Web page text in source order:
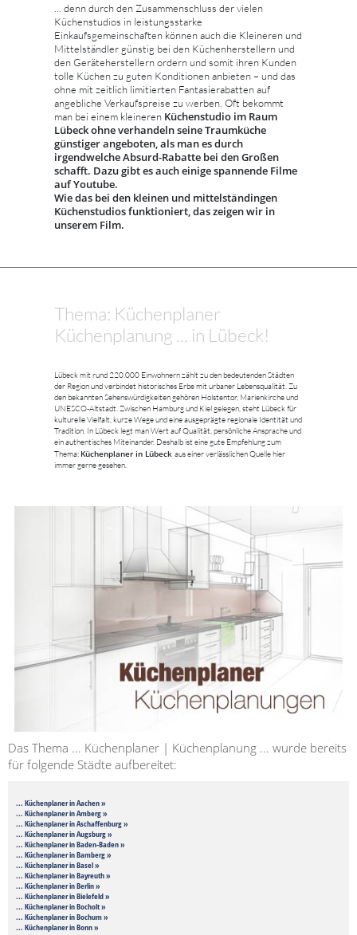
... denn durch den Zusammenschluss der vielen
Küchenstudios in leistungsstarke
Einkaufsgemeinschaften können auch die Kleineren und
Mittelständler günstig bei den Küchenherstellern und
den Geräteherstellern ordern und somit ihren Kunden
tolle Küchen zu guten Konditionen anbieten – und das
ohne mit zeitlich limitierten Fantasierabatten auf
angebliche Verkaufspreise zu werben. Oft bekommt
man bei einem kleineren Küchenstudio im Raum
Lübeck ohne verhandeln seine Traumküche
günstiger angeboten, als man es durch
irgendwelche Absurd-Rabatte bei den Großen
schafft. Dazu gibt es auch einige spannende Filme
auf Youtube.
Wie das bei den kleinen und mittelständingen
Küchenstudios funktioniert, das zeigen wir in
unserem Film.
Thema: Küchenplaner
Küchenplanung ... in Lübeck!
Lübeck mit rund 220.000 Einwohnern zählt zu den bedeutenden Städten
der Region und verbindet historisches Erbe mit urbaner Lebensqualität. Zu
den bekannten Sehenswürdigkeiten gehören Holstentor, Marienkirche und
UNESCO-Altstadt. Zwischen Hamburg und Kiel gelegen, steht Lübeck für
kulturelle Vielfalt, kurze Wege und eine ausgeprägte regionale Identität und
Tradition. In Lübeck legt man Wert auf Qualität, persönliche Ansprache und
ein authentisches Miteinander. Deshalb ist eine gute Empfehlung zum
Thema: Küchenplaner in Lübeck aus einer verlässlichen Quelle hier
immer gerne gesehen.
Das Thema ... Küchenplaner | Küchenplanung ... wurde bereits
für folgende Städte aufbereitet:
... Küchenplaner in Aachen »
... Küchenplaner in Amberg »
... Küchenplaner in Aschaffenburg »
... Küchenplaner in Augsburg »
... Küchenplaner in Baden-Baden »
... Küchenplaner in Bamberg »
... Küchenplaner in Basel »
... Küchenplaner in Bayreuth »
... Küchenplaner in Berlin »
... Küchenplaner in Bielefeld »
... Küchenplaner in Bocholt »
... Küchenplaner in Bochum »
... Küchenplaner in Bonn »